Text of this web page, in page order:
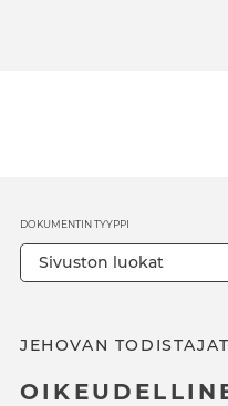
JEHOVAN TODISTAJAT
DOKUMENTIN TYYPPI
Sivuston luokat